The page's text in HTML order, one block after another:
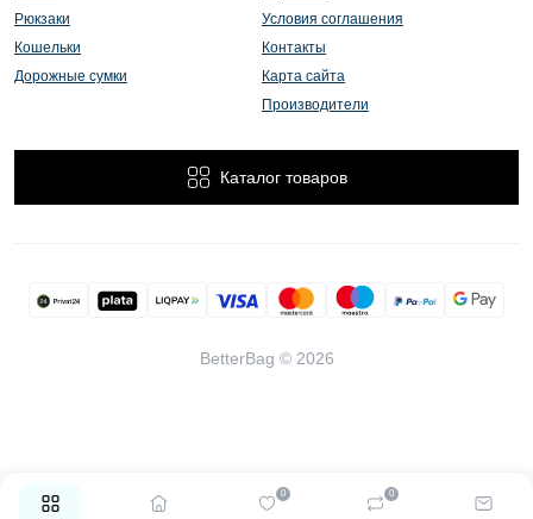
0 0
Рюкзаки
Кошельки
Дорожные сумки
Условия соглашения
Контакты
Карта сайта
Производители
Каталог товаров
BetterBag © 2026